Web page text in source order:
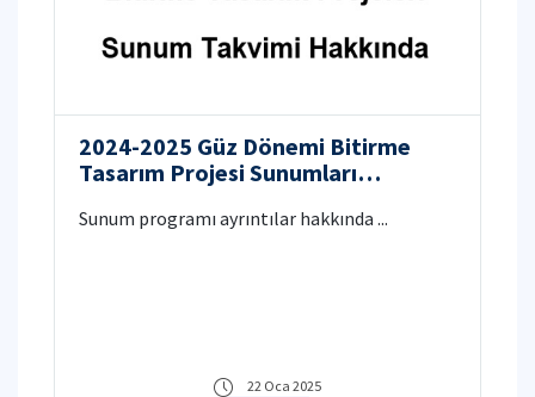
2024-2025 Güz Dönemi Bitirme
Tasarım Projesi Sunumları
Sunum programı ayrıntılar hakkında ...
22 Oca 2025